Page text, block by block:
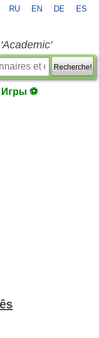
RU EN DE ES
Recherche!
Игры ⚽